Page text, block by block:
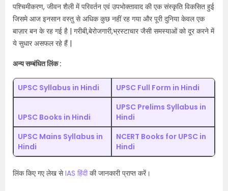
पश्चिमीकरण, जीवन शैली में परिवर्तन एवं उपभोक्तावाद की एक संस्कृति विकसित हुई
जिसमे आज इनसान वस्तु से अधिक कुछ नहीं रह गया और पूरी दुनिया केवल एक
बाज़ार बन के रह गई है | गरीबी,बेरोजगारी,भ्रस्टाचार जैसी समस्याओं को दूर करने में
ये सुधार असफल रहे हैं |
अन्य सम्बंधित लिंक :
UPSC Syllabus in Hindi UPSC Full Form in Hindi
UPSC Books in Hindi
UPSC Prelims Syllabus in
Hindi
UPSC Mains Syllabus in
Hindi
NCERT Books for UPSC in
Hindi
लिंक किए गए लेख सेIAS हिंदीकी जानकारी प्राप्त करें।